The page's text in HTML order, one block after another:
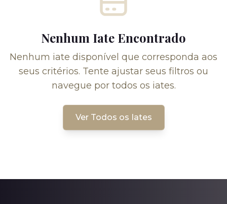
Nenhum Iate Encontrado
Nenhum iate disponível que corresponda aos
seus critérios. Tente ajustar seus filtros ou
navegue por todos os iates.
Ver Todos os Iates